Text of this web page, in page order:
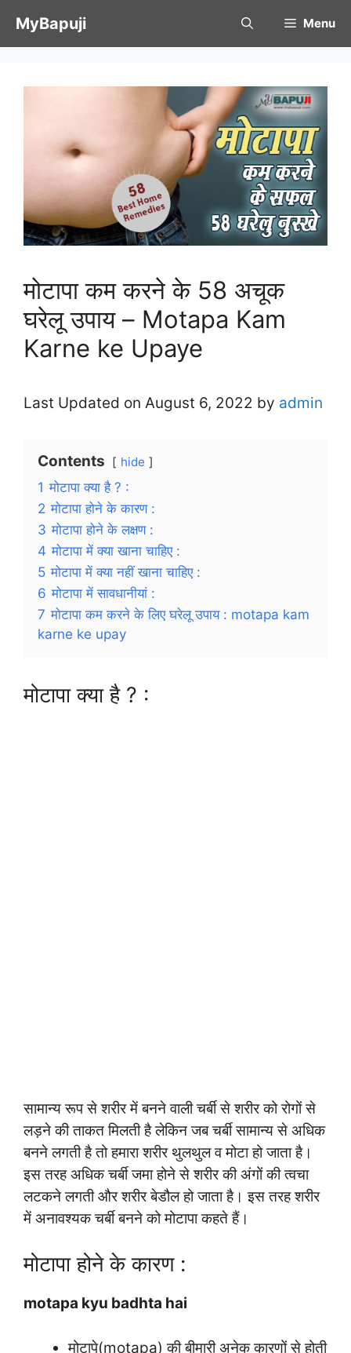
MyBapuji Menu
मोटापा कम करने के 58 अचूक
घरेलू उपाय – Motapa Kam
Karne ke Upaye
Last Updated on August 6, 2022 by admin
Contents hide
1 मोटापा क्या है ? :
2 मोटापा होने के कारण :
3 मोटापा होने के लक्षण :
4 मोटापा में क्या खाना चाहिए :
5 मोटापा में क्या नहीं खाना चाहिए :
6 मोटापा में सावधानीयां :
7 मोटापा कम करने के लिए घरेलू उपाय : motapa kam
karne ke upay
मोटापा क्या है ? :
सामान्य रूप से शरीर में बनने वाली चर्बी से शरीर को रोगों से
लड़ने की ताकत मिलती है लेकिन जब चर्बी सामान्य से अधिक
बनने लगती है तो हमारा शरीर थुलथुल व मोटा हो जाता है।
इस तरह अधिक चर्बी जमा होने से शरीर की अंगों की त्वचा
लटकने लगती और शरीर बेडौल हो जाता है। इस तरह शरीर
में अनावश्यक चर्बी बनने को मोटापा कहते हैं।
मोटापा होने के कारण :
motapa kyu badhta hai
मोटापे(motapa) की बीमारी अनेक कारणों से होती